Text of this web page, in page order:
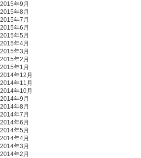
2015年9月
2015年8月
2015年7月
2015年6月
2015年5月
2015年4月
2015年3月
2015年2月
2015年1月
2014年12月
2014年11月
2014年10月
2014年9月
2014年8月
2014年7月
2014年6月
2014年5月
2014年4月
2014年3月
2014年2月